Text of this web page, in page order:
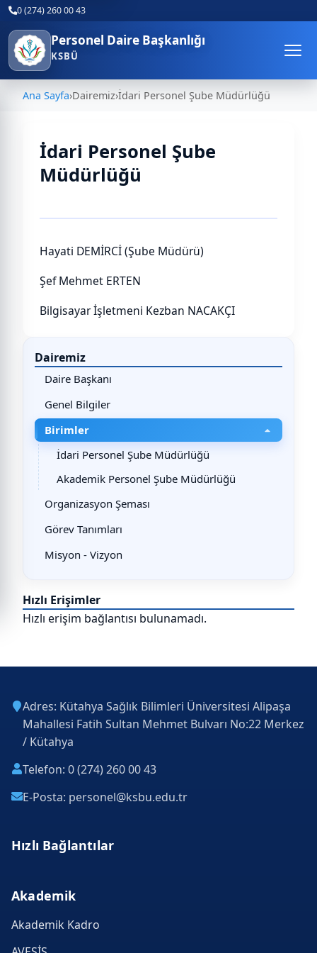
0 (274) 260 00 43
Personel Daire Başkanlığı
KSBÜ
Ana Sayfa›Dairemiz›İdari Personel Şube Müdürlüğü
İdari Personel Şube
Müdürlüğü
Hayati DEMİRCİ (Şube Müdürü)
Şef Mehmet ERTEN
Bilgisayar İşletmeni Kezban NACAKÇI
Dairemiz
Daire Başkanı
Genel Bilgiler
Birimler
İdari Personel Şube Müdürlüğü
Akademik Personel Şube Müdürlüğü
Organizasyon Şeması
Görev Tanımları
Misyon - Vizyon
Hızlı Erişimler
Hızlı erişim bağlantısı bulunamadı.
Adres: Kütahya Sağlık Bilimleri Üniversitesi Alipaşa
Mahallesi Fatih Sultan Mehmet Bulvarı No:22 Merkez
/ Kütahya
Telefon: 0 (274) 260 00 43
E-Posta: personel@ksbu.edu.tr
Hızlı Bağlantılar
Akademik
Akademik Kadro